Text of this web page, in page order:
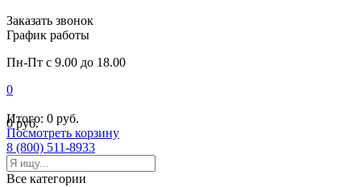
Заказать звонок
График работы
Пн-Пт с 9.00 до 18.00
0
0 руб.
Итого: 0 руб.
Посмотреть корзину
8 (800) 511-8933
Все категории